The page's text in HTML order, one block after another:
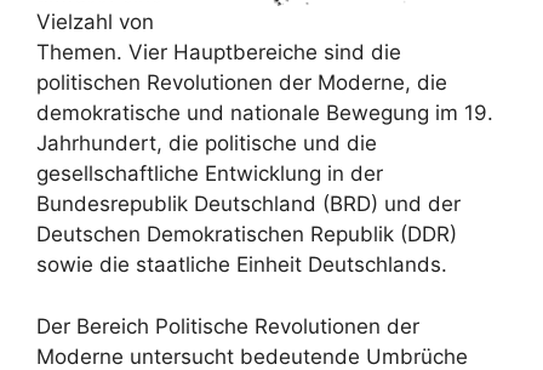
Vielzahl von
Themen. Vier Hauptbereiche sind die
politischen Revolutionen der Moderne, die
demokratische und nationale Bewegung im 19.
Jahrhundert, die politische und die
gesellschaftliche Entwicklung in der
Bundesrepublik Deutschland (BRD) und der
Deutschen Demokratischen Republik (DDR)
sowie die staatliche Einheit Deutschlands.
Der Bereich Politische Revolutionen der
Moderne untersucht bedeutende Umbrüche